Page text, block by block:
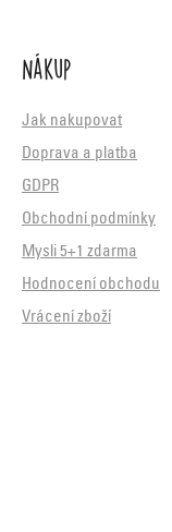
Nákup
Jak nakupovat
Doprava a platba
GDPR
Obchodní podmínky
Mysli 5+1 zdarma
Hodnocení obchodu
Vrácení zboží